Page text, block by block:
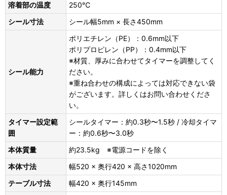
溶着部の温度
250℃
シール寸法
シール幅5mm × 長さ450mm
シール能力
ポリエチレン（PE）：0.6mm以下
ポリプロピレン（PP）：0.4mm以下
※材質、厚みに合わせてタイマーを調整してく
ださい。
※重ね合わせの構成によっては対応できない袋
がございます。詳しくはお問い合わせくださ
い。
タイマー設定範
囲
シールタイマー：約0.3秒〜1.5秒 / 冷却タイマ
ー：約0.6秒〜3.0秒
本体質量
約23.5kg ※電源コードを除く
本体寸法
幅520 × 奥行420 × 高さ1020mm
テーブル寸法
幅420 × 奥行145mm